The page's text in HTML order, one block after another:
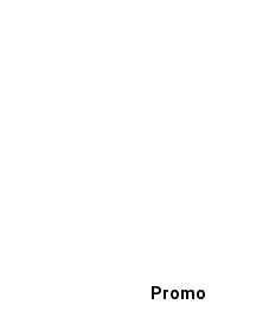
Promo